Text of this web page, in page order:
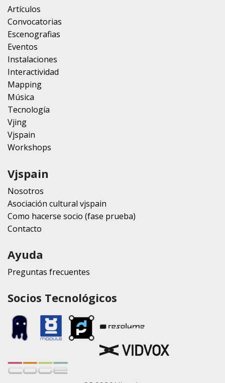
Artículos
Convocatorias
Escenografias
Eventos
Instalaciones
Interactividad
Mapping
Música
Tecnología
Vjing
Vjspain
Workshops
Vjspain
Nosotros
Asociación cultural vjspain
Como hacerse socio (fase prueba)
Contacto
Ayuda
Preguntas frecuentes
Socios Tecnológicos